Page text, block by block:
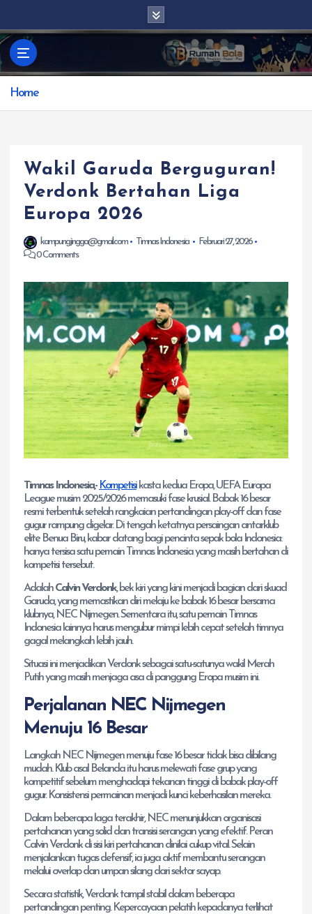
i
p
t
c
Home
Wakil Garuda Berguguran!
Verdonk Bertahan Liga
Europa 2026
kampungjingga@gmail.com Timnas Indonesia
Februari 27, 2026
0 Comments
Timnas Indonesia,- Kompetisikasta kedua Eropa, UEFA Europa
League musim 2025/2026 memasuki fase krusial. Babak 16 besar
resmi terbentuk setelah rangkaian pertandingan play-off dan fase
gugur rampung digelar. Di tengah ketatnya persaingan antarklub
elite Benua Biru, kabar datang bagi pencinta sepak bola Indonesia:
hanya tersisa satu pemain Timnas Indonesia yang masih bertahan di
kompetisi tersebut.
AdalahCalvin Verdonk, bek kiri yang kini menjadi bagian dari skuad
Garuda, yang memastikan diri melaju ke babak 16 besar bersama
klubnya, NEC Nijmegen. Sementara itu, satu pemain Timnas
Indonesia lainnya harus mengubur mimpi lebih cepat setelah timnya
gagal melangkah lebih jauh.
Situasi ini menjadikan Verdonk sebagai satu-satunya wakil Merah
Putih yang masih menjaga asa di panggung Eropa musim ini.
Perjalanan NEC Nijmegen
Menuju 16 Besar
Langkah NEC Nijmegen menuju fase 16 besar tidak bisa dibilang
mudah. Klub asal Belanda itu harus melewati fase grup yang
kompetitif sebelum menghadapi tekanan tinggi di babak play-off
gugur. Konsistensi permainan menjadi kunci keberhasilan mereka.
Dalam beberapa laga terakhir, NEC menunjukkan organisasi
pertahanan yang solid dan transisi serangan yang efektif. Peran
Calvin Verdonk di sisi kiri pertahanan dinilai cukup vital. Selain
menjalankan tugas defensif, ia juga aktif membantu serangan
melalui overlap dan umpan silang dari sektor sayap.
Secara statistik, Verdonk tampil stabil dalam beberapa
pertandingan penting. Kepercayaan pelatih kepadanya terlihat